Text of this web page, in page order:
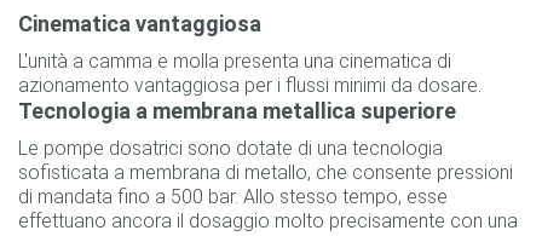
Cinematica vantaggiosa
L'unità a camma e molla presenta una cinematica di
azionamento vantaggiosa per i flussi minimi da dosare.
Tecnologia a membrana metallica superiore
Le pompe dosatrici sono dotate di una tecnologia
sofisticata a membrana di metallo, che consente pressioni
di mandata fino a 500 bar. Allo stesso tempo, esse
effettuano ancora il dosaggio molto precisamente con una